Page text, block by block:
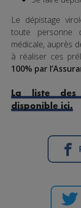
Le dépistage
toute personne
médicale, auprès
à réaliser ces
100% par
La liste des
disponible ici.